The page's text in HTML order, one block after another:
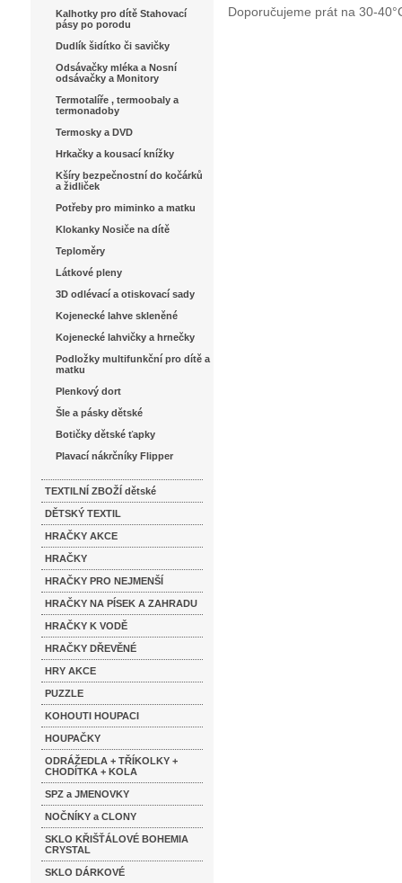
Kalhotky pro dítě Stahovací
pásy po porodu
Dudlík šidítko či savičky
Odsávačky mléka a Nosní
odsávačky a Monitory
Termotalíře , termoobaly a
termonadoby
Termosky a DVD
Hrkačky a kousací knížky
Kšíry bezpečnostní do kočárků
a židliček
Potřeby pro miminko a matku
Klokanky Nosiče na dítě
Teploměry
Látkové pleny
3D odlévací a otiskovací sady
Kojenecké lahve skleněné
Kojenecké lahvičky a hrnečky
Podložky multifunkční pro dítě a
matku
Plenkový dort
Šle a pásky dětské
Botičky dětské ťapky
Plavací nákrčníky Flipper
TEXTILNÍ ZBOŽÍ dětské
DĚTSKÝ TEXTIL
HRAČKY AKCE
HRAČKY
HRAČKY PRO NEJMENŠÍ
HRAČKY NA PÍSEK A ZAHRADU
HRAČKY K VODĚ
HRAČKY DŘEVĚNÉ
HRY AKCE
PUZZLE
KOHOUTI HOUPACI
HOUPAČKY
ODRÁŽEDLA + TŘÍKOLKY +
CHODÍTKA + KOLA
SPZ a JMENOVKY
NOČNÍKY a CLONY
SKLO KŘIŠŤÁLOVÉ BOHEMIA
CRYSTAL
SKLO DÁRKOVÉ
Doporučujeme prát na 30-